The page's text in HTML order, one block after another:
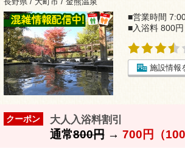
長野県 / 大町市 / 金熊温泉
■営業時間
■入浴料 800円
施設情報
クーポン 大人入浴料割引
通常800円→ 700円（100